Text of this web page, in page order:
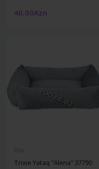
40.00Azn
Trixie Yataq "Alena" 37790